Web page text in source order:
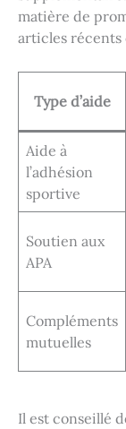
matière de
articles récents
Type d’aide
Aide à
l’adhésion
sportive
Soutien aux
APA
Compléments
mutuelles
Il est conseillé